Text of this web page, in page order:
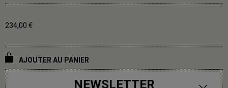
NEWSLETTER
234,00 €
AJOUTER AU PANIER